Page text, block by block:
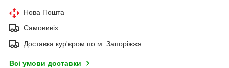
Нова Пошта
Самовивіз
Доставка кур'єром по м. Запоріжжя
Всі умови доставки